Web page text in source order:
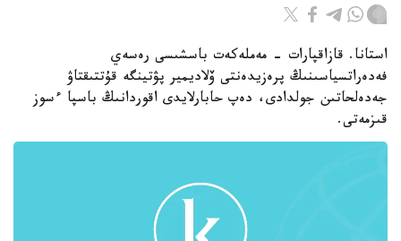
استانا. قازاقپارات - مەملەكەت باسشىسى رەسەي
فەدەراتسياسىنىڭ پرەزيدەنتى ۆلاديمير پۋتينگە قۇتتىقتاۋ
جەدەلحاتىن جولدادى، دەپ حابارلايدى اقوردانىڭ باسپا ءسوز
قىزمەتى.